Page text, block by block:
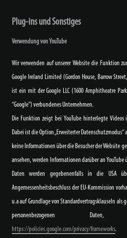
Plug-ins und Sonstiges
Verwendung von YouTube
Wir verwenden auf unserer Website die Funktion
Google Ireland Limited (Gordon House, Barrow
ist ein mit der Google LLC (1600 Amphitheatre
“Google”) verbundenes Unternehmen.
Die Funktion zeigt bei YouTube hinterlegte
Dabei ist die Option „Erweiterter
keine Informationen über die Besucher der Website
ansehen, werden Informationen darüber an
Daten werden gegebenenfalls in die USA
Angemessenheitsbeschluss der EU-Kommission
u.a auf Grundlage von Standardvertragsklauseln als
personenbezogenen
https://policies.google.com/privacy/frameworks.